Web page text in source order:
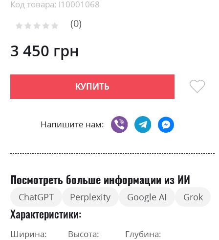
the
of
the
gallery
Код товара: l10001068
Рейтинг: 0
3 450 грн
КУПИТЬ
Напишите нам:
Посмотреть больше информации из ИИ
ChatGPT Perplexity Google AI Grok
Характеристики
Ширина: Высота: Глубина: